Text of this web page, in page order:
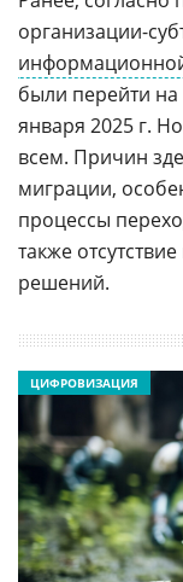
организации-
были перейти на
января 2025 г.
всем. Причин
миграции,
процессы
также
решений.
ЦИФРОВИЗАЦИЯ